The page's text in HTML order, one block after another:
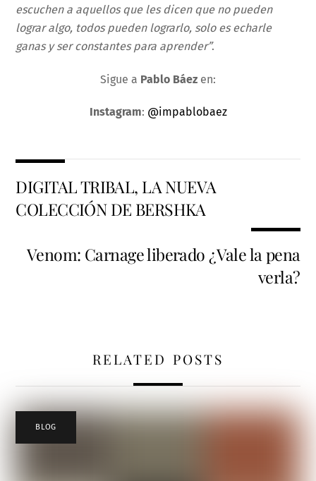
escuchen a aquellos que les dicen que no pueden
lograr algo, todos pueden lograrlo, solo es echarle
ganas y ser constantes para aprender”.
Sigue a Pablo Báez en:
Instagram: @impablobaez
DIGITAL TRIBAL, LA NUEVA
COLECCIÓN DE BERSHKA
Venom: Carnage liberado ¿Vale la pena
verla?
RELATED POSTS
BLOG